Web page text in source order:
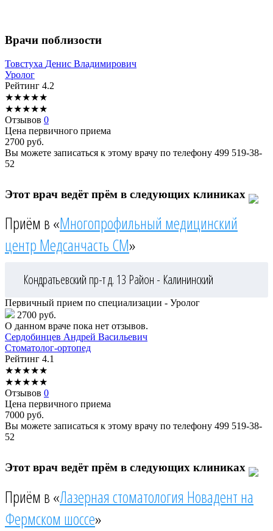
Врачи поблизости
Товстуха Денис Владимирович
Уролог
Рейтинг 4.2
★★★★★
★★★★★
Отзывов 0
Цена первичного приема
2700 руб.
Вы можете записаться к этому врачу по телефону 499 519-38-
52
Этот врач ведёт прём в следующих клиниках
Приём в «Многопрофильный медицинский
центр Медсанчасть СМ»
Кондратьевский пр-т д. 13 Район - Калининский
Первичный прием по специализации - Уролог
2700 руб.
О данном враче пока нет отзывов.
Сердобинцев Андрей Васильевич
Стоматолог-ортопед
Рейтинг 4.1
★★★★★
★★★★★
Отзывов 0
Цена первичного приема
7000 руб.
Вы можете записаться к этому врачу по телефону 499 519-38-
52
Этот врач ведёт прём в следующих клиниках
Приём в «Лазерная стоматология Новадент на
Фермском шоссе»